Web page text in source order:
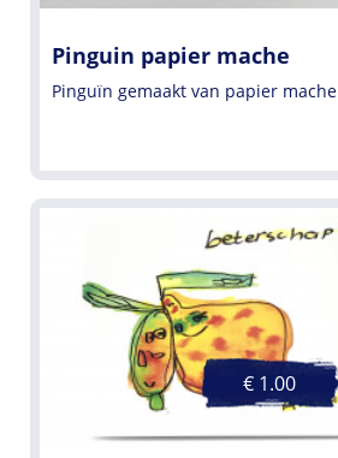
Pinguin papier mache
Pinguïn gemaakt van papier mache
€ 1.00